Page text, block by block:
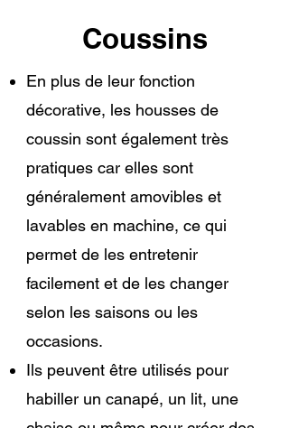
Coussins
En plus de leur fonction
décorative, les housses de
coussin sont également très
pratiques car elles sont
généralement amovibles et
lavables en machine, ce qui
permet de les entretenir
facilement et de les changer
selon les saisons ou les
occasions.
Ils peuvent être utilisés pour
habiller un canapé, un lit, une